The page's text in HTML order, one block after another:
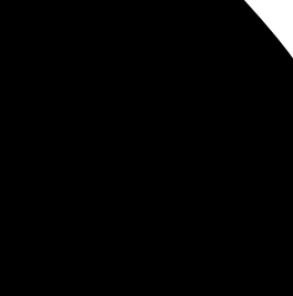
на высшем уровне. Получил всё в